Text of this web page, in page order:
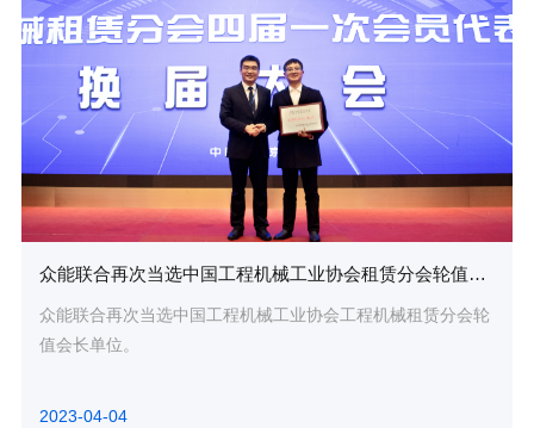
众能联合再次当选中国工程机械工业协会租赁分会轮值会长单位
众能联合再次当选中国工程机械工业协会工程机械租赁分会轮
值会长单位。
2023-04-04